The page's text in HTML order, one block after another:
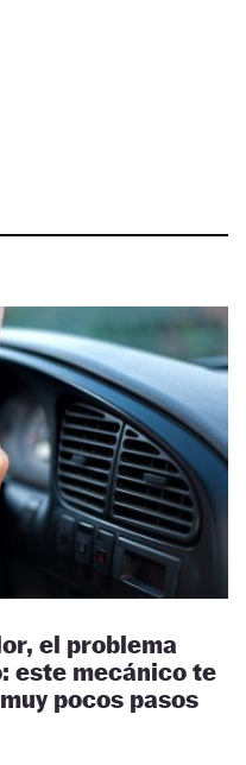
el problema
este mecánico te
pocos pasos